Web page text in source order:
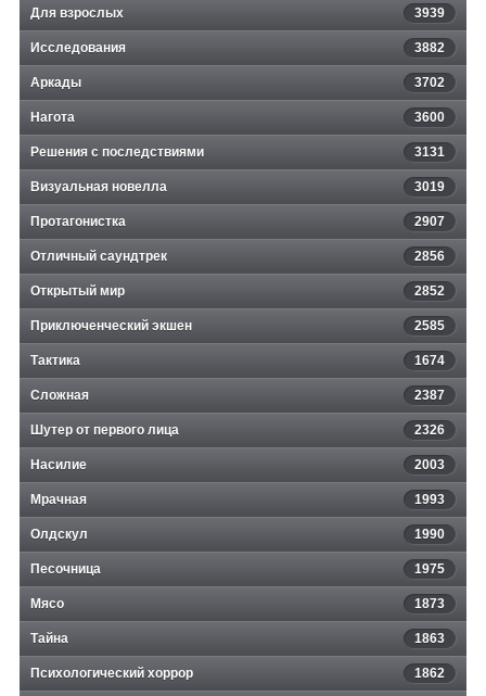
Для взрослых 3939
Исследования 3882
Аркады 3702
Нагота 3600
Решения с последствиями 3131
Визуальная новелла 3019
Протагонистка 2907
Отличный саундтрек 2856
Открытый мир 2852
Приключенческий экшен 2585
Тактика 1674
Сложная 2387
Шутер от первого лица 2326
Насилие 2003
Мрачная 1993
Олдскул 1990
Песочница 1975
Мясо 1873
Тайна 1863
Психологический хоррор 1862